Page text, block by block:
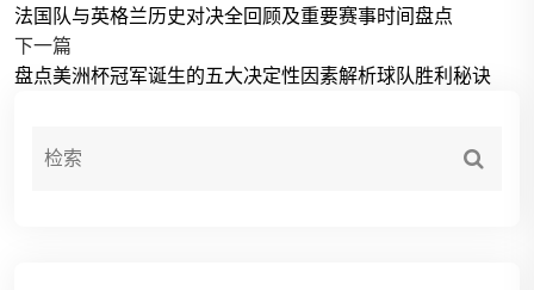
法国队与英格兰历史对决全回顾及重要赛事时间盘点
下一篇
盘点美洲杯冠军诞生的五大决定性因素解析球队胜利秘诀